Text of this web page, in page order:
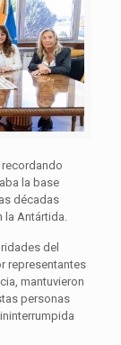
recordando
la base
décadas
Antártida.
del
representantes
mantuvieron
personas